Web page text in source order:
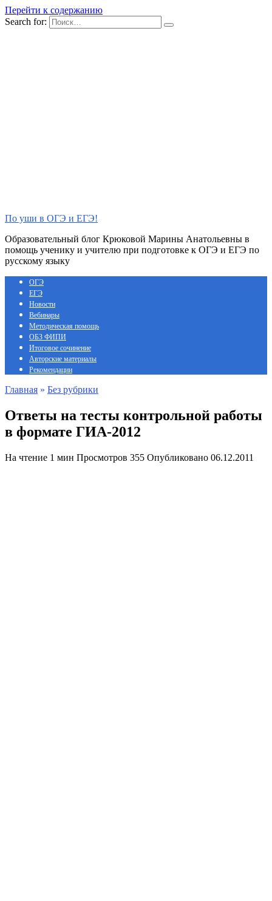
Перейти к содержанию
Search for:
По уши в ОГЭ и ЕГЭ!
Образовательный блог Крюковой Марины Анатольевны в
помощь ученику и учителю при подготовке к ОГЭ и ЕГЭ по
русскому языку
ОГЭ
ЕГЭ
Новости
Вебинары
Методическая помощь
ОБЗ ФИПИ
Итоговое сочинение
Авторские материалы
Рекомендации
Главная » Без рубрики
Ответы на тесты контрольной работы
в формате ГИА-2012
На чтение 1 мин Просмотров 355 Опубликовано 06.12.2011